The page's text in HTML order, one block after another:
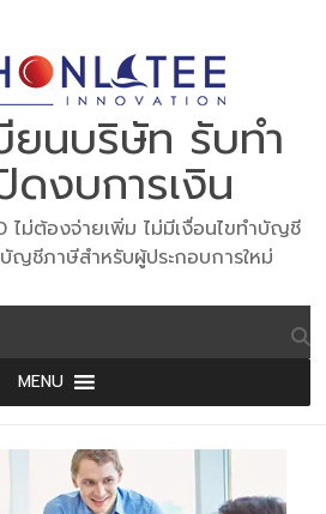
ยนบริษัท รับทำ
งบการเงิน
ไม่ต้องจ่ายเพิ่ม ไม่มีเงื่อนไขทำบัญชี
ญชีภาษีสำหรับผู้ประกอบการใหม่
MENU